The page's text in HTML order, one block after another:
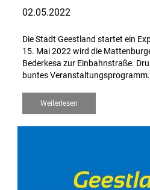
02.05.2022
Die Stadt Geestland startet ein
15. Mai 2022 wird die
Bederkesa zur Einbahnstraße.
buntes Veranstaltungsprogramm.
Weiterlesen